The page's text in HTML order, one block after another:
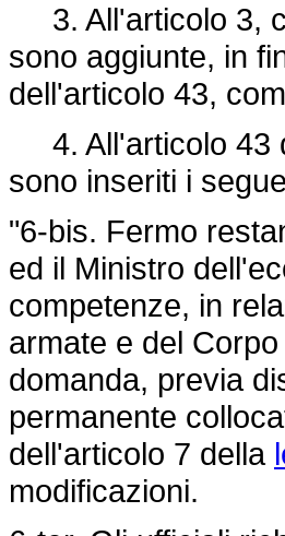
3. All'articolo 3,
sono aggiunte, in
dell'articolo 43,
4. All'articolo 43
sono inseriti i
"6-bis. Fermo
ed il Ministro
competenze, in
armate e del
domanda, previa
permanente
dell'articolo 7 della
modificazioni.